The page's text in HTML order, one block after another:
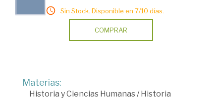
Sin Stock. Disponible en 7/10 días.
COMPRAR
Materias:
Historia y Ciencias Humanas /Historia